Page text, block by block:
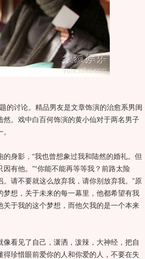
讨论。精品男友是文章饰演的治愈系男闺
。戏中白百何饰演的黄小仙对于两名男子
身影，“我也曾想象过我和陆然的婚礼。但
有他。”“你能不能再等等我？前路太险
请不要就这么放弃我，请你别放弃我。”原
想，关于未来的每一幕里，他都希望有我
于我的这个梦想，而他欠我的是一个本来
看见了自己，潇洒，泼辣，大神经，把自
珍惜眼前爱你的人和你爱的人，不要在失